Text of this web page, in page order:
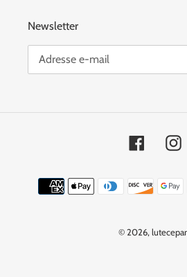
Newsletter
Facebook
de
© 2026,